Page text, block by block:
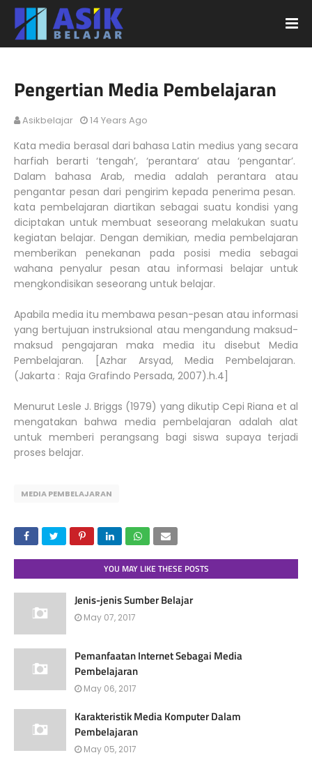
Pengertian Media Pembelajaran
Asikbelajar 14 Years Ago
Kata media berasal dari bahasa Latin medius yang secara
harfiah berarti ‘tengah’, ‘perantara’ atau ‘pengantar’.
Dalam bahasa Arab, media adalah perantara atau
pengantar pesan dari pengirim kepada penerima pesan.
kata pembelajaran diartikan sebagai suatu kondisi yang
diciptakan untuk membuat seseorang melakukan suatu
kegiatan belajar. Dengan demikian, media pembelajaran
memberikan penekanan pada posisi media sebagai
wahana penyalur pesan atau informasi belajar untuk
mengkondisikan seseorang untuk belajar.
Apabila media itu membawa pesan-pesan atau informasi
yang bertujuan instruksional atau mengandung maksud-
maksud pengajaran maka media itu disebut Media
Pembelajaran. [Azhar Arsyad, Media Pembelajaran.
(Jakarta : Raja Grafindo Persada, 2007).h.4]
Menurut Lesle J. Briggs (1979) yang dikutip Cepi Riana et al
mengatakan bahwa media pembelajaran adalah alat
untuk memberi perangsang bagi siswa supaya terjadi
proses belajar.
MEDIA PEMBELAJARAN
YOU MAY LIKE THESE POSTS
Jenis-jenis Sumber Belajar
May 07, 2017
Pemanfaatan Internet Sebagai Media
Pembelajaran
May 06, 2017
Karakteristik Media Komputer Dalam
Pembelajaran
May 05, 2017